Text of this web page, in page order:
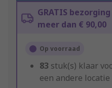
GRATIS
meer dan € 90,00
Op voorraad
83 stuk(s) klaar
een andere locatie